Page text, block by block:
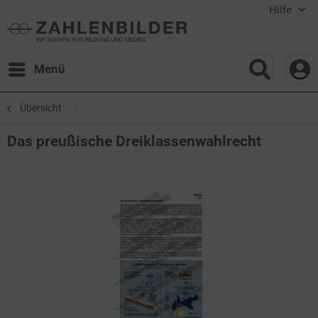
Hilfe
Menü
Übersicht
Das preußische Dreiklassenwahlrecht